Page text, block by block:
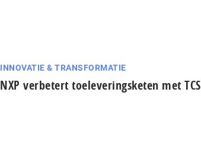
INNOVATIE & TRANSFORMATIE
NXP verbetert toeleveringsketen met TCS